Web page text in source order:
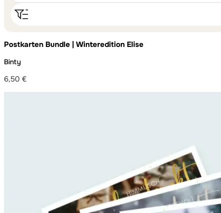
Postkarten Bundle | Winteredition Elise
Binty
6,50 €